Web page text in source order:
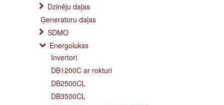
Dzinēju daļas
Ģeneratoru daļas
SDMO
Energolukss
Invertori
DB1200C ar rokturi
DB2500CL
DB3500CL